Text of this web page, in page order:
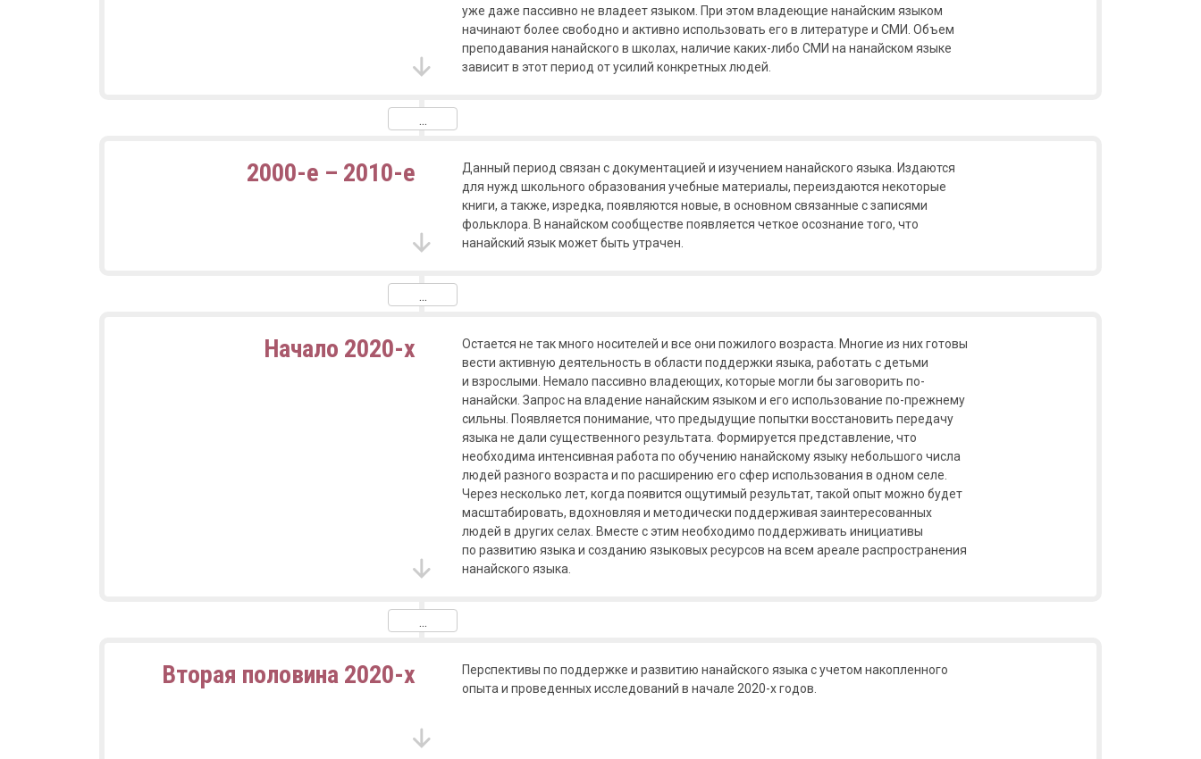
уже даже пассивно не владеет языком. При этом владеющие нанайским языком
начинают более свободно и активно использовать его в литературе и СМИ. Объем
преподавания нанайского в школах, наличие каких-либо СМИ на нанайском языке
зависит в этот период от усилий конкретных людей.
2000-е – 2010-е
Данный период связан с документацией и изучением нанайского языка. Издаются
для нужд школьного образования учебные материалы, переиздаются некоторые
книги, а также, изредка, появляются новые, в основном связанные с записями
фольклора. В нанайском сообществе появляется четкое осознание того, что
нанайский язык может быть утрачен.
Начало 2020-х
Остается не так много носителей и все они пожилого возраста. Многие из них готовы
вести активную деятельность в области поддержки языка, работать с детьми
и взрослыми. Немало пассивно владеющих, которые могли бы заговорить по-
нанайски. Запрос на владение нанайским языком и его использование по-прежнему
сильны. Появляется понимание, что предыдущие попытки восстановить передачу
языка не дали существенного результата. Формируется представление, что
необходима интенсивная работа по обучению нанайскому языку небольшого числа
людей разного возраста и по расширению его сфер использования в одном селе.
Через несколько лет, когда появится ощутимый результат, такой опыт можно будет
масштабировать, вдохновляя и методически поддерживая заинтересованных
людей в других селах. Вместе с этим необходимо поддерживать инициативы
по развитию языка и созданию языковых ресурсов на всем ареале распространения
нанайского языка.
Вторая половина 2020-х
Перспективы по поддержке и развитию нанайского языка с учетом накопленного
опыта и проведенных исследований в начале 2020-х годов.